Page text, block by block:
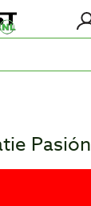
Pasión